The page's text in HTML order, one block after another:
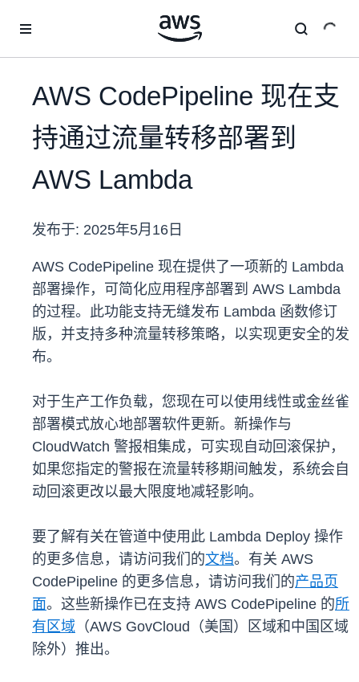
AWS CodePipeline 现在支
持通过流量转移部署到
AWS Lambda
发布于: 2025年5月16日
AWS CodePipeline 现在提供了一项新的 Lambda
部署操作，可简化应用程序部署到 AWS Lambda
的过程。此功能支持无缝发布 Lambda 函数修订
版，并支持多种流量转移策略，以实现更安全的发
布。
对于生产工作负载，您现在可以使用线性或金丝雀
部署模式放心地部署软件更新。新操作与
CloudWatch 警报相集成，可实现自动回滚保护，
如果您指定的警报在流量转移期间触发，系统会自
动回滚更改以最大限度地减轻影响。
要了解有关在管道中使用此 Lambda Deploy 操作
的更多信息，请访问我们的文档。有关 AWS
CodePipeline 的更多信息，请访问我们的产品页
面。这些新操作已在支持 AWS CodePipeline 的所
有区域 （AWS GovCloud（美国）区域和中国区域
除外）推出。